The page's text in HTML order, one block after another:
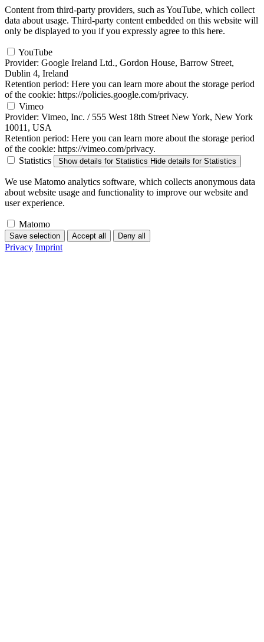
Content from third-party providers, such as YouTube, which collect
data about usage. Third-party content embedded on this website will
only be displayed to you if you expressly agree to this here.
YouTube
Provider: Google Ireland Ltd., Gordon House, Barrow Street,
Dublin 4, Ireland
Retention period: Here you can learn more about the storage period
of the cookie: https://policies.google.com/privacy.
Vimeo
Provider: Vimeo, Inc. / 555 West 18th Street New York, New York
10011, USA
Retention period: Here you can learn more about the storage period
of the cookie: https://vimeo.com/privacy.
Statistics
Show details for Statistics Hide details for Statistics
We use Matomo analytics software, which collects anonymous data
about website usage and functionality to improve our website and
user experience.
Matomo
Save selection Accept all Deny all
Privacy Imprint